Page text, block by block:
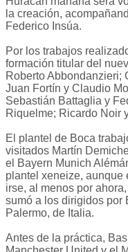
la creación,
Federico Insúa.
Por los trabajos
formación titular del
Roberto Abbondanzieri;
Juan Fortín y Claudio
Sebastián Battaglia y
Riquelme; Ricardo Noir
El plantel de Boca
visitados Martín
el Bayern Munich
plantel xeneize, aunque
irse, al menos por
sumó a los dirigidos por
Palermo, de Italia.
Antes de la práctica,